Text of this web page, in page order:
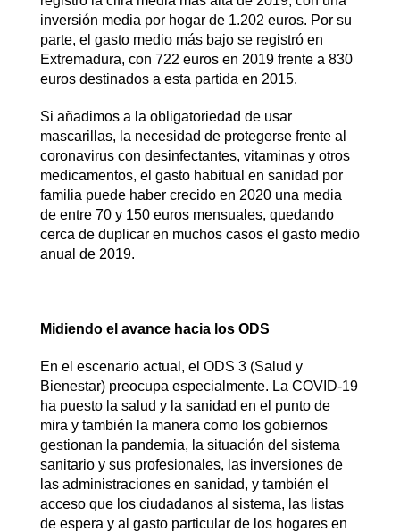
inversión media por hogar de 1.202 euros. Por su
parte, el gasto medio más bajo se registró en
Extremadura, con 722 euros en 2019 frente a 830
euros destinados a esta partida en 2015.
Si añadimos a la obligatoriedad de usar
mascarillas, la necesidad de protegerse frente al
coronavirus con desinfectantes, vitaminas y otros
medicamentos, el gasto habitual en sanidad por
familia puede haber crecido en 2020 una media
de entre 70 y 150 euros mensuales, quedando
cerca de duplicar en muchos casos el gasto medio
anual de 2019.
Midiendo el avance hacia los ODS
En el escenario actual, el ODS 3 (Salud y
Bienestar) preocupa especialmente. La COVID-19
ha puesto la salud y la sanidad en el punto de
mira y también la manera como los gobiernos
gestionan la pandemia, la situación del sistema
sanitario y sus profesionales, las inversiones de
las administraciones en sanidad, y también el
acceso que los ciudadanos al sistema, las listas
de espera y al gasto particular de los hogares en